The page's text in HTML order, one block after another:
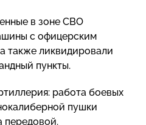
в зоне СВО
с офицерским
также ликвидировали
пункты.
работа боевых
пушки
передовой.